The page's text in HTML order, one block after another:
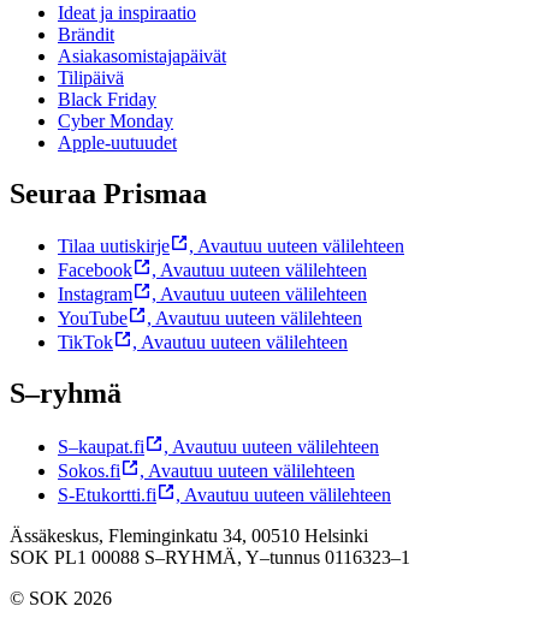
Ideat ja inspiraatio
Brändit
Asiakasomistajapäivät
Tilipäivä
Black Friday
Cyber Monday
Apple-uutuudet
Seuraa Prismaa
Tilaa uutiskirje , Avautuu uuteen välilehteen
Facebook
, Avautuu uuteen välilehteen
Instagram
, Avautuu uuteen välilehteen
YouTube
, Avautuu uuteen välilehteen
TikTok
, Avautuu uuteen välilehteen
S–ryhmä
S–kaupat.fi , Avautuu uuteen välilehteen
Sokos.fi
, Avautuu uuteen välilehteen
S-Etukortti.fi
, Avautuu uuteen välilehteen
Ässäkeskus, Fleminginkatu 34, 00510 Helsinki
SOK PL1 00088 S–RYHMÄ, Y–tunnus 0116323–1
© SOK 2026